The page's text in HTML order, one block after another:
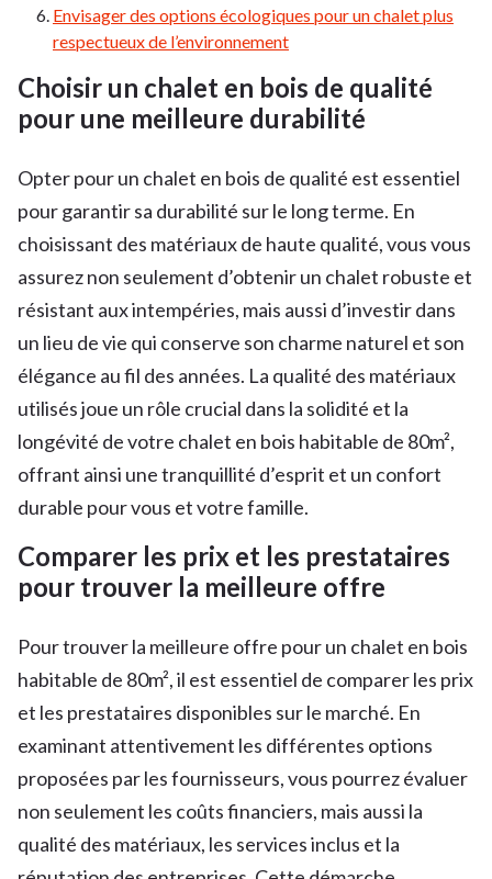
Envisager des options écologiques pour un chalet plus
respectueux de l’environnement
Choisir un chalet en bois de qualité
pour une meilleure durabilité
Opter pour un chalet en bois de qualité est essentiel
pour garantir sa durabilité sur le long terme. En
choisissant des matériaux de haute qualité, vous vous
assurez non seulement d’obtenir un chalet robuste et
résistant aux intempéries, mais aussi d’investir dans
un lieu de vie qui conserve son charme naturel et son
élégance au fil des années. La qualité des matériaux
utilisés joue un rôle crucial dans la solidité et la
longévité de votre chalet en bois habitable de 80m²,
offrant ainsi une tranquillité d’esprit et un confort
durable pour vous et votre famille.
Comparer les prix et les prestataires
pour trouver la meilleure offre
Pour trouver la meilleure offre pour un chalet en bois
habitable de 80m², il est essentiel de comparer les prix
et les prestataires disponibles sur le marché. En
examinant attentivement les différentes options
proposées par les fournisseurs, vous pourrez évaluer
non seulement les coûts financiers, mais aussi la
qualité des matériaux, les services inclus et la